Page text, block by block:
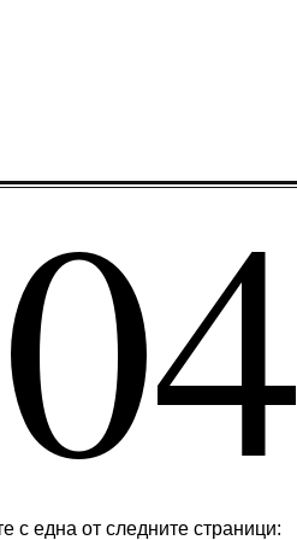
с една от следните страници: